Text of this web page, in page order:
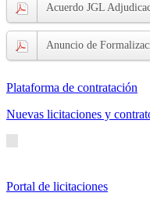
Acuerdo JGL
Anuncio de
Plataforma de contratación
Nuevas licitaciones y
Portal de licitaciones